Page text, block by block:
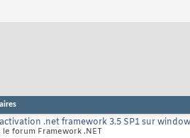
.net framework 3.5 SP1 sur
le forum Framework .NET